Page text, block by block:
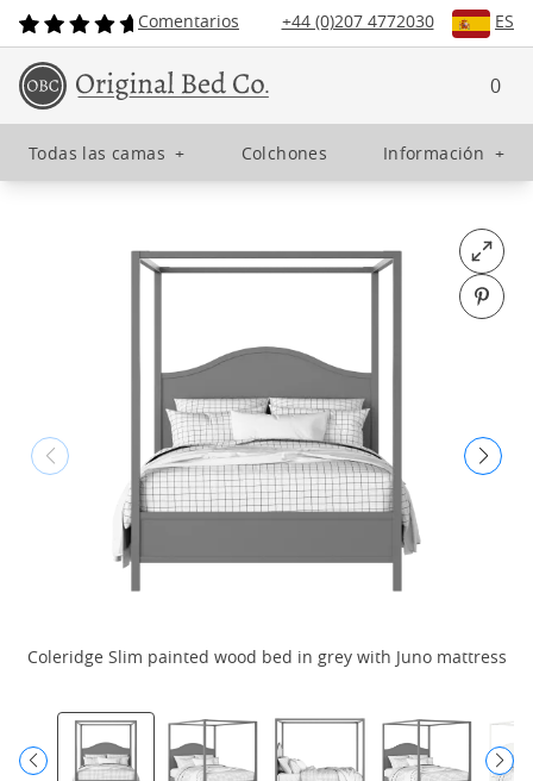
Comentarios +44 (0)207 4772030 ES
0
Todas las camas + Colchones Información +
Open
Pin
Coleridge Slim painted wood bed in grey with Juno mattress